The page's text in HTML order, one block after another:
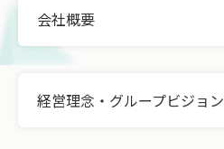
会社概要
経営理念・グループビジョン